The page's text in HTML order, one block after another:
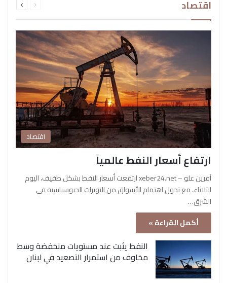
اقتصاد الصفحةالصفحة
اقتصاد
ارتفاع أسعار النفط عالمياً
آفرين علو – xeber24.net ارتفعت أسعار النفط بشكل طفيف، اليوم
الثلاثاء، مع تحول اهتمام الأسواق من التوترات الجيوسياسية في
الشرق…
أكمل القراءة »
النفط يثبت عند مستويات منخفضة وسط
مخاوف من استمرار التصعيد في لبنان